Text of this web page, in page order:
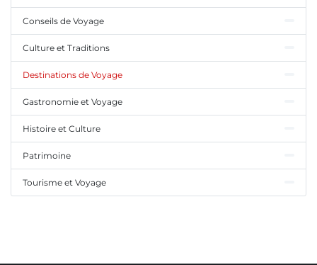
Conseils de Voyage
Culture et Traditions
Destinations de Voyage
Gastronomie et Voyage
Histoire et Culture
Patrimoine
Tourisme et Voyage